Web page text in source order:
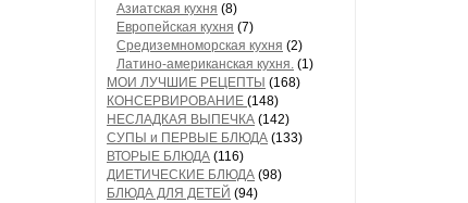
Азиатская кухня (8)
Европейская кухня (7)
Средиземноморская кухня (2)
Латино-американская кухня. (1)
МОИ ЛУЧШИЕ РЕЦЕПТЫ (168)
КОНСЕРВИРОВАНИЕ (148)
НЕСЛАДКАЯ ВЫПЕЧКА (142)
СУПЫ и ПЕРВЫЕ БЛЮДА (133)
ВТОРЫЕ БЛЮДА (116)
ДИЕТИЧЕСКИЕ БЛЮДА (98)
БЛЮДА ДЛЯ ДЕТЕЙ (94)